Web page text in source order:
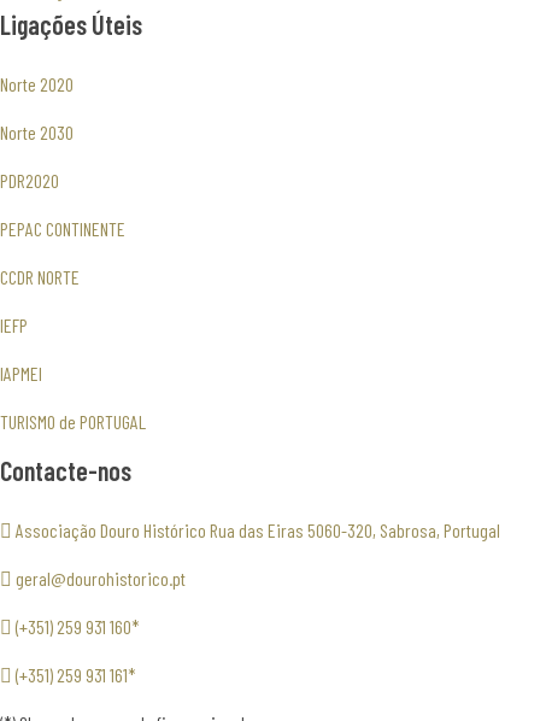
Associaão Duoro Histprico
Ligações Úteis
Norte 2020
Norte 2030
PDR2020
PEPAC CONTINENTE
CCDR NORTE
IEFP
IAPMEI
TURISMO de PORTUGAL
Contacte-nos
Associação Douro Histórico Rua das Eiras 5060-320, Sabrosa, Portugal
geral@dourohistorico.pt
(+351) 259 931 160*
(+351) 259 931 161*